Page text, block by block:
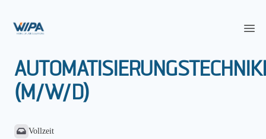
(M/W/D)
Vollzeit